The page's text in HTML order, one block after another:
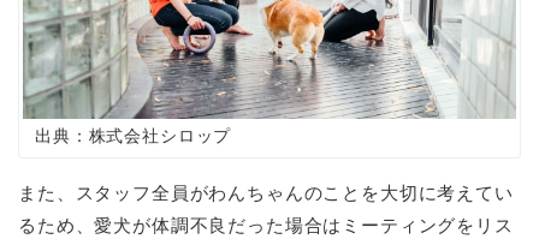
出典：株式会社シロップ
また、スタッフ全員がわんちゃんのことを大切に考えてい
るため、愛犬が体調不良だった場合はミーティングをリス